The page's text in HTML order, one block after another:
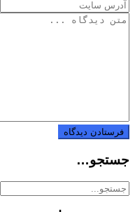
جستجو…